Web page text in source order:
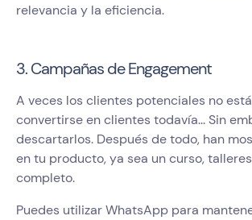
relevancia y la eficiencia.
3. Campañas de Engagement
A veces los clientes potenciales no
convertirse en clientes todavía... Sin
descartarlos. Después de todo, han
en tu producto, ya sea un curso,
completo.
Puedes utilizar WhatsApp para